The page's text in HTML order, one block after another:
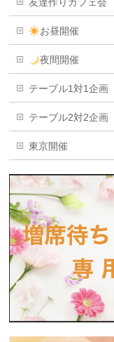
お昼開催
夜間開催
テーブル1対1企画
テーブル2対2企画
東京開催